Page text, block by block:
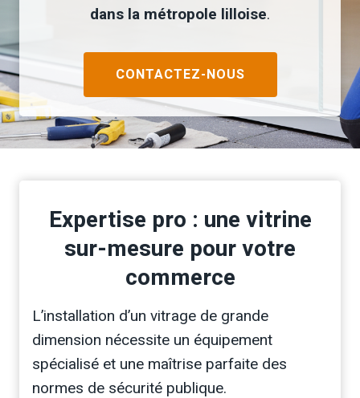
dans la métropole lilloise.
CONTACTEZ-NOUS
Expertise pro : une vitrine
sur-mesure pour votre
commerce
L’installation d’un vitrage de grande
dimension nécessite un équipement
spécialisé et une maîtrise parfaite des
normes de sécurité publique.